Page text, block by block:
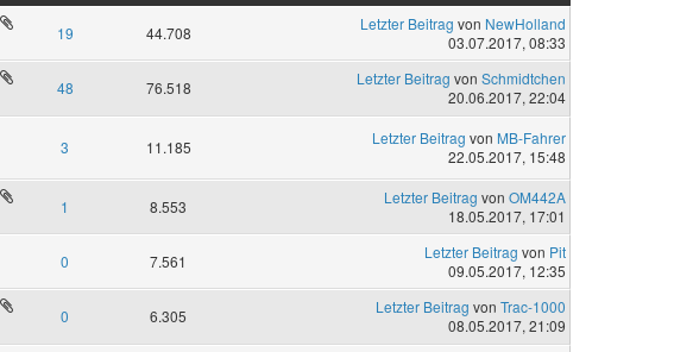
19 44.708 Letzter Beitrag von NewHolland
03.07.2017, 08:33
48 76.518 Letzter Beitrag von Schmidtchen
20.06.2017, 22:04
3 11.185 Letzter Beitrag von MB-Fahrer
22.05.2017, 15:48
1 8.553 Letzter Beitrag von OM442A
18.05.2017, 17:01
0 7.561 Letzter Beitrag von Pit
09.05.2017, 12:35
0 6.305 Letzter Beitrag von Trac-1000
08.05.2017, 21:09